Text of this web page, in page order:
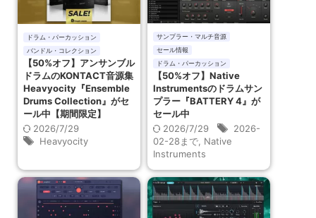
ドラム・パーカッション
バンドル・コレクション
【50%オフ】アンサンブル
ドラムのKONTACT音源集
Heavyocity『Ensemble
Drums Collection』がセ
ール中【期間限定】
2026/7/29
Heavyocity
サンプラー・マルチ音源
セール情報
ドラム・パーカッション
【50%オフ】Native
Instrumentsのドラムサン
プラー『BATTERY 4』が
セール中
2026/7/29
2026-
02-28まで, Native
Instruments